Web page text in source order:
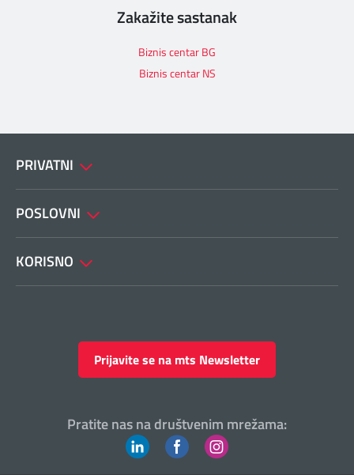
Zakažite sastanak
Biznis centar BG
Biznis centar NS
PRIVATNI
POSLOVNI
KORISNO
Prijavite se na mts Newsletter
Pratite nas na društvenim mrežama: